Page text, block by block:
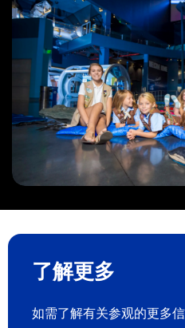
了解更多
如需了解有关参观的更多